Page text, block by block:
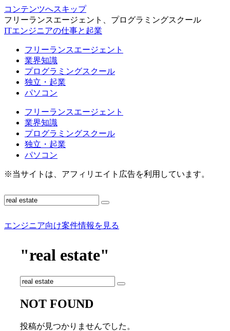
コンテンツへスキップ
フリーランスエージェント、プログラミングスクール
ITエンジニアの仕事と起業
フリーランスエージェント
業界知識
プログラミングスクール
独立・起業
パソコン
フリーランスエージェント
業界知識
プログラミングスクール
独立・起業
パソコン
※当サイトは、アフィリエイト広告を利用しています。
エンジニア向け案件情報を見る
"real estate"
NOT FOUND
投稿が見つかりませんでした。